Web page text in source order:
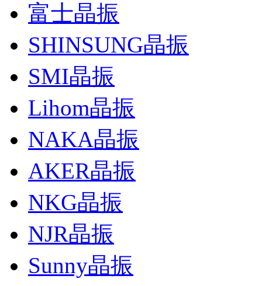
富士晶振
SHINSUNG晶振
SMI晶振
Lihom晶振
NAKA晶振
AKER晶振
NKG晶振
NJR晶振
Sunny晶振